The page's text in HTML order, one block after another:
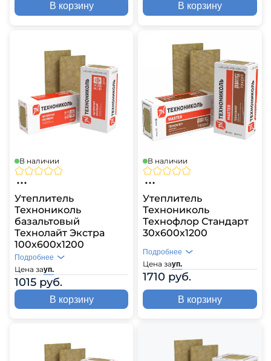
В корзину В корзину
В наличии
Утеплитель
Технониколь
базальтовый
Технолайт Экстра
100х600х1200
Цена зауп.
1015 руб.
Подробнее
В корзину
В наличии
Утеплитель
Технониколь
Технофлор Стандарт
30х600х1200
Цена зауп.
1710 руб.
Подробнее
В корзину